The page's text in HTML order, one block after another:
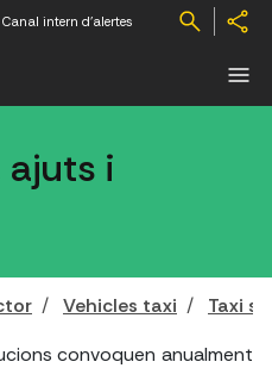
Canal intern d'alertes
ajuts i
Vehicles taxi
Taxi
convoquen anualment